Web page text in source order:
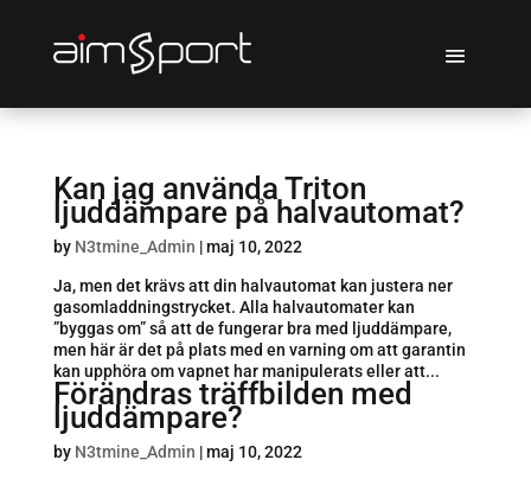
Kan jag använda Triton
ljuddämpare på halvautomat?
by N3tmine_Admin |maj 10, 2022
Ja, men det krävs att din halvautomat kan justera ner
gasomladdningstrycket. Alla halvautomater kan
”byggas om” så att de fungerar bra med ljuddämpare,
men här är det på plats med en varning om att garantin
kan upphöra om vapnet har manipulerats eller att...
Förändras träffbilden med
ljuddämpare?
by N3tmine_Admin |maj 10, 2022